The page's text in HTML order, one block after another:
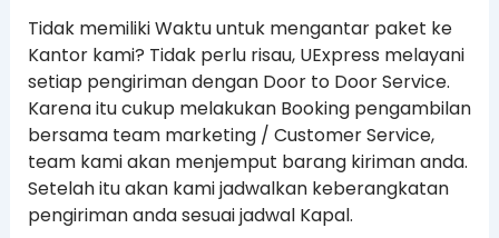
Tidak memiliki Waktu untuk mengantar paket ke
Kantor kami? Tidak perlu risau, UExpress melayani
setiap pengiriman dengan Door to Door Service.
Karena itu cukup melakukan Booking pengambilan
bersama team marketing / Customer Service,
team kami akan menjemput barang kiriman anda.
Setelah itu akan kami jadwalkan keberangkatan
pengiriman anda sesuai jadwal Kapal.